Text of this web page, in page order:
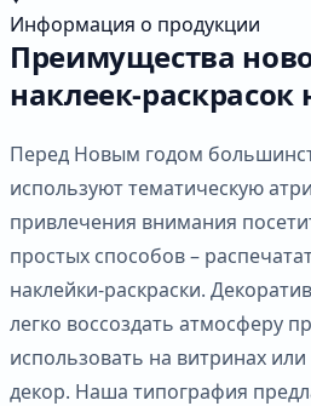
Информация о продукции
Преимущества
наклеек-раскрасок
Перед Новым годом
используют тематическую
привлечения внимания
простых способов –
наклейки-раскраски.
легко воссоздать атмосферу
использовать на витринах
декор. Наша типография